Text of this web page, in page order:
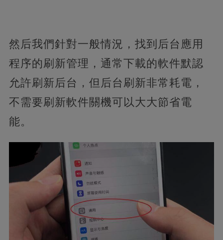
然后我們針對一般情況，找到后台應用
程序的刷新管理，通常下載的軟件默認
允許刷新后台，但后台刷新非常耗電，
不需要刷新軟件關機可以大大節省電
能。